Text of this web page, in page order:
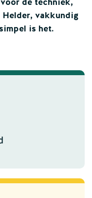
vakkundig
is het.